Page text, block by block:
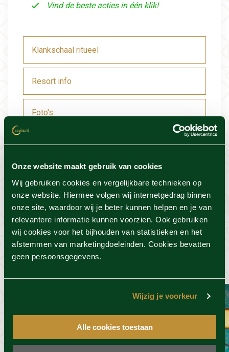
Onze website maakt gebruik van cookies
Wij gebruiken cookies en vergelijkbare technieken op
onze website. Hiermee volgen wij internetgedrag binnen
onze site, waardoor wij je beter kunnen helpen en je van
relevantere informatie kunnen voorzien. Ook gebruiken
wij cookies voor het bijhouden van statistieken en het
afstemmen van marketingdoeleinden. Cookies bevatten
geen persoonsgegevens.
Wijzig je voorkeur
Alle cookies toestaan
Vind de beste acties in één klik!
Klankschaal ritueel
Resort info
Foto's
Locatie
Dit vind je misschien ook
wel leuk